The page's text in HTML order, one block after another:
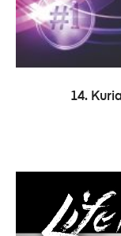
14.